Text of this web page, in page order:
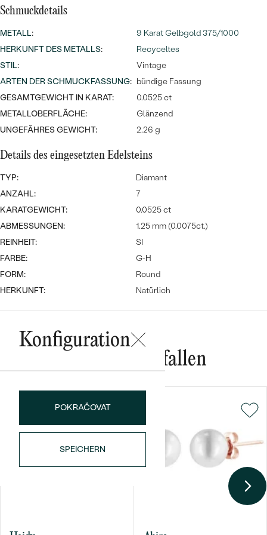
Wave Kollektion
ANSEHEN
NACH DER FARBE
NACH DER FORM
DIAMANTEN
Bestseller
ANSEHEN
Ohrrinnge
Personalisierte
Halsketten
ANSEHEN
Meistverkaufte
Ringe
ANSEHEN
Schmuckdetails
METALL:
9 Karat Gelbgold 375/1000
HERKUNFT DES METALLS:
Recyceltes
STIL:
Vintage
ARTEN DER SCHMUCKFASSUNG: bündige Fassung
GESAMTGEWICHT IN KARAT:
0.0525 ct
METALLOBERFLÄCHE:
Glänzend
UNGEFÄHRES GEWICHT:
2.26 g
Details des eingesetzten Edelsteins
TYP:
Diamant
ANZAHL:
7
KARATGEWICHT:
0.0525 ct
ABMESSUNGEN:
1.25 mm (0.0075ct.)
REINHEIT:
SI
FARBE:
G-H
FORM:
Round
HERKUNFT:
Natürlich
Konfiguration
POKRAČOVAT
SPEICHERN
Das könnte Ihnen gefallen